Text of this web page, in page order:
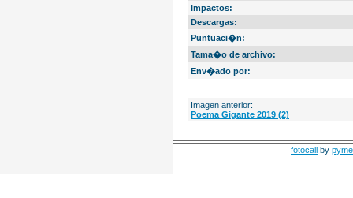
Impactos:
Descargas:
Puntuaci�n:
Tama�o de archivo:
Env�ado por:
Imagen anterior:
Poema Gigante 2019 (2)
fotocall by